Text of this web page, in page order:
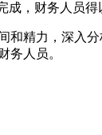
，财务人员
精力，深入
务人员。